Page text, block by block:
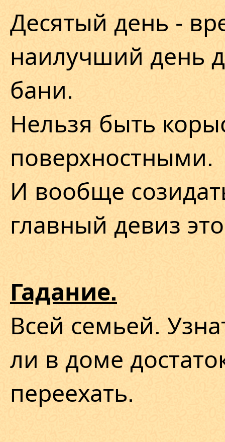
Десятый день -
наилучший день
бани.
Нельзя быть
поверхностными.
И вообще
главный девиз
Гадание.
Всей семьей.
ли в доме
переехать.